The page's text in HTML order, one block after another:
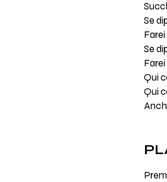
Se
Se
Qui
Qui